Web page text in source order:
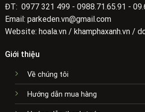
ĐT: 0977 321 499 - 0988.71.65.91 -
Email: parkeden.vn@gmail.com
Website: hoala.vn / khamphaxanh.vn /
Giới thiệu
Về chúng tôi
Hướng dẫn mua hàng